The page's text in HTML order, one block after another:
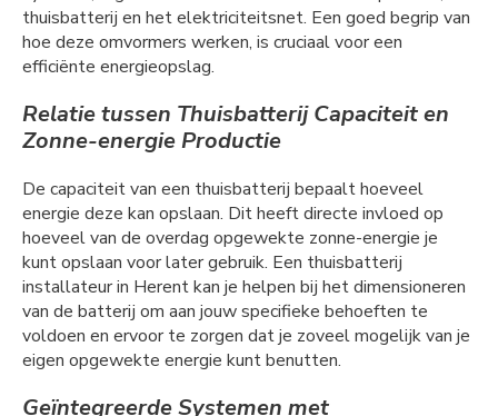
thuisbatterij en het elektriciteitsnet. Een goed begrip van
hoe deze omvormers werken, is cruciaal voor een
efficiënte energieopslag.
Relatie tussen Thuisbatterij Capaciteit en
Zonne-energie Productie
De capaciteit van een thuisbatterij bepaalt hoeveel
energie deze kan opslaan. Dit heeft directe invloed op
hoeveel van de overdag opgewekte zonne-energie je
kunt opslaan voor later gebruik. Een thuisbatterij
installateur in Herent kan je helpen bij het dimensioneren
van de batterij om aan jouw specifieke behoeften te
voldoen en ervoor te zorgen dat je zoveel mogelijk van je
eigen opgewekte energie kunt benutten.
Geïntegreerde Systemen met